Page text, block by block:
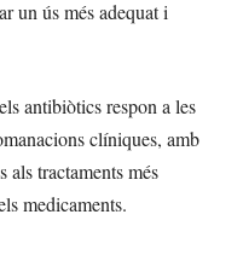
un ús més adequat i
antibiòtics respon a les
clíniques, amb
als tractaments més
medicaments.